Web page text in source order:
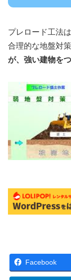
プレロード工法
合理的な地盤対策
が、強い建物を
Facebook